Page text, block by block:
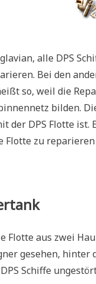
alle DPS
Bei den
so, weil die
bilden.
der DPS Flotte
Flotte zu
Flotte aus zwei
gesehen,
Schiffe